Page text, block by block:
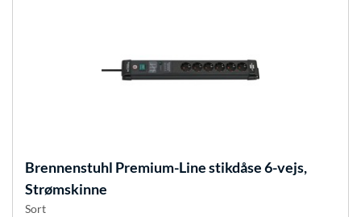
Brennenstuhl Premium-Line stikdåse 6-vejs,
Strømskinne
Sort